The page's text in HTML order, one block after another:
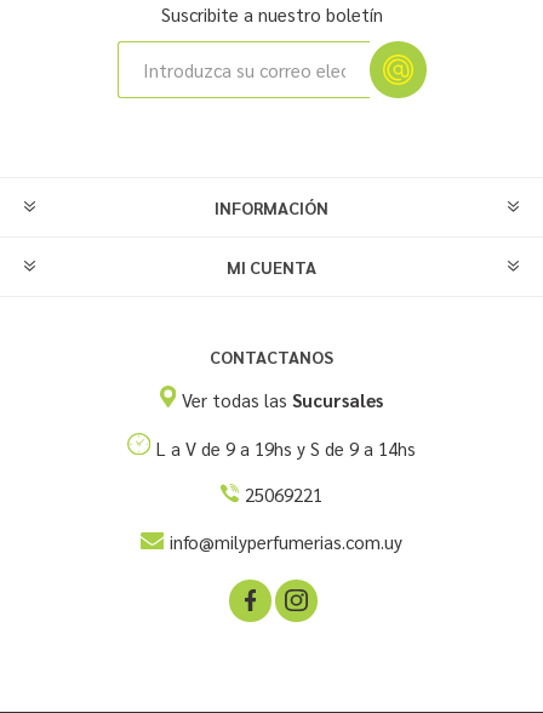
Suscribite a nuestro boletín
INFORMACIÓN
MI CUENTA
CONTACTANOS
Ver todas las Sucursales
L a V de 9 a 19hs y S de 9 a 14hs
25069221
info@milyperfumerias.com.uy